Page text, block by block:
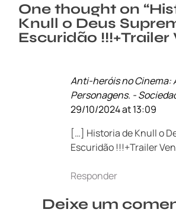
One thought on “
Knull o Deus
Escuridão !!!+Trailer
Anti-heróis no Cinema:
Personagens. -
29/10/2024 at 13:09
[…] Historia de Knull o
Escuridão !!!+Trailer
Responder
Deixe um